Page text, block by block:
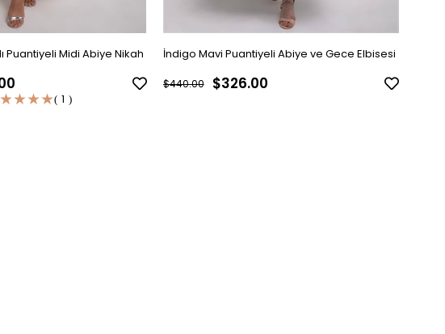
Puantiyeli Midi Abiye Nikah
★★★★ 1
İndigo Mavi Puantiyeli Abiye ve Gece Elbisesi
$326.00
$440.00